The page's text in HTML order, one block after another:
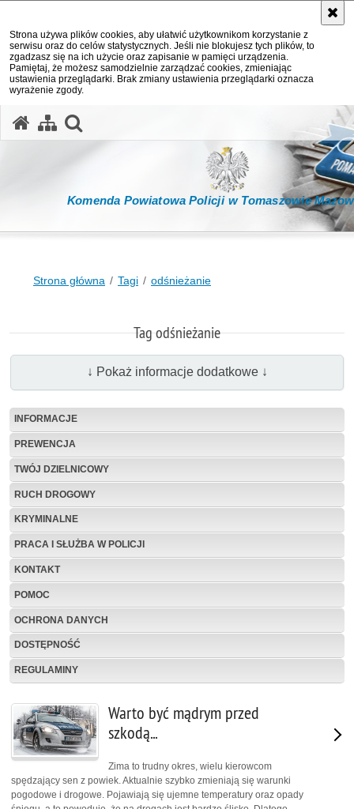
Strona używa plików cookies, aby ułatwić użytkownikom korzystanie z
serwisu oraz do celów statystycznych. Jeśli nie blokujesz tych plików, to
zgadzasz się na ich użycie oraz zapisanie w pamięci urządzenia.
Pamiętaj, że możesz samodzielnie zarządzać cookies, zmieniając
ustawienia przeglądarki. Brak zmiany ustawienia przeglądarki oznacza
wyrażenie zgody.
Komenda Powiatowa Policji w Tomaszowie
Strona główna Tagi odśnieżanie
Tag odśnieżanie
↓ Pokaż informacje dodatkowe ↓
INFORMACJE
PREWENCJA
TWÓJ DZIELNICOWY
RUCH DROGOWY
KRYMINALNE
PRACA I SŁUŻBA W POLICJI
KONTAKT
POMOC
OCHRONA DANYCH
DOSTĘPNOŚĆ
REGULAMINY
Warto być mądrym przed
szkodą...
Zima to trudny okres, wielu kierowcom
spędzający sen z powiek. Aktualnie szybko zmieniają się warunki
pogodowe i drogowe. Pojawiają się ujemne temperatury oraz opady